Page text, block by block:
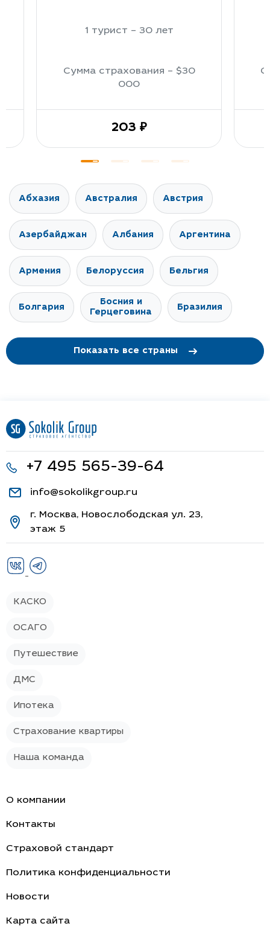
1 турист – 30 лет
Сумма страхования – $30
000
203 ₽
Абхазия Австралия Австрия
Азербайджан Албания Аргентина
Армения Белоруссия Бельгия
Болгария
Босния и
Герцеговина
Бразилия
Показать все страны
+7 495 565-39-64
info@sokolikgroup.ru
г. Москва, Новослободская ул. 23,
этаж 5
КАСКО
ОСАГО
Путешествие
ДМС
Ипотека
Страхование квартиры
Наша команда
О компании
Контакты
Страховой стандарт
Политика конфиденциальности
Новости
Карта сайта